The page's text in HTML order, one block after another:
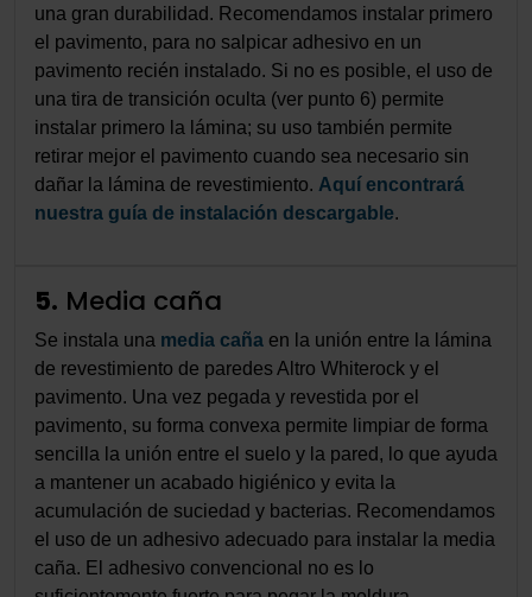
una gran durabilidad. Recomendamos instalar primero
el pavimento, para no salpicar adhesivo en un
pavimento recién instalado. Si no es posible, el uso de
una tira de transición oculta (ver punto 6) permite
instalar primero la lámina; su uso también permite
retirar mejor el pavimento cuando sea necesario sin
dañar la lámina de revestimiento. Aquí encontrará
nuestra guía de instalación descargable.
5. Media caña
Se instala una media caña en la unión entre la lámina
de revestimiento de paredes Altro Whiterock y el
pavimento. Una vez pegada y revestida por el
pavimento, su forma convexa permite limpiar de forma
sencilla la unión entre el suelo y la pared, lo que ayuda
a mantener un acabado higiénico y evita la
acumulación de suciedad y bacterias. Recomendamos
el uso de un adhesivo adecuado para instalar la media
caña. El adhesivo convencional no es lo